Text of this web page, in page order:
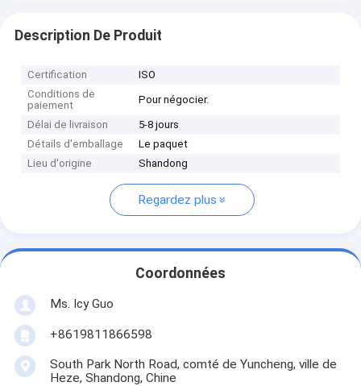
Description De Produit
Certification
ISO
Conditions de
paiement
Pour négocier.
Délai de livraison
5-8 jours
Détails d'emballage
Le paquet
Lieu d'origine
Shandong
Regardez plus
Coordonnées
Ms. Icy Guo
+8619811866598
South Park North Road, comté de Yuncheng, ville de
Heze, Shandong, Chine